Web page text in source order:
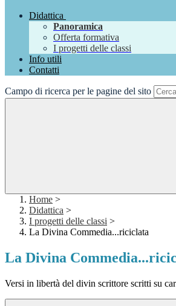
Didattica
Panoramica
Offerta formativa
I progetti delle classi
Info utili
Contatti
Campo di ricerca per le pagine del sito
Home >
Didattica >
I progetti delle classi >
La Divina Commedia...riciclata
La Divina
Versi in libertà del divin scrittore scritti su